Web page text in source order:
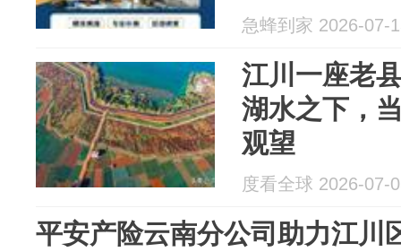
急蜂到家 2026-07-
江川一座老
湖水之下，
观望
度看全球 2026-07-
平安产险云南分公司助力江川